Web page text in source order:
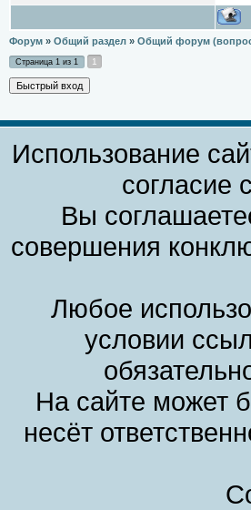
Форум » Общий раздел » Общий форум
Страница 1 из 1 1
Использование
согласие
Вы
совершения
Любое
условии
На сайте может
несёт